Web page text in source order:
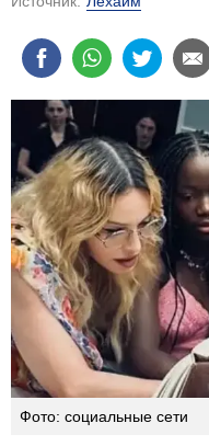
Фото: социальные сети